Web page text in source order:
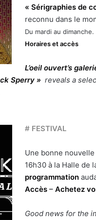
« Sérigraphies de
reconnu dans le
Du mardi au dimanche.
Horaires et accès
L’oeil ouvert’s
Sperry » reveals a
# FESTIVAL
Une bonne
16h30 à la Halle de
programmation
Accès –Achetez
Good news for the